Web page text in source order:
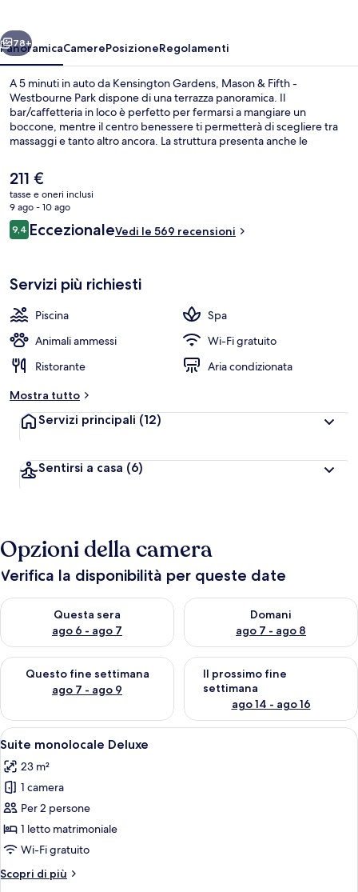
Park
Avanti
78+
PanoramicaCamerePosizioneRegolamenti
A 5 minuti in auto da Kensington Gardens, Mason & Fifth -
Westbourne Park dispone di una terrazza panoramica. Il
bar/caffetteria in loco è perfetto per fermarsi a mangiare un
boccone, mentre il centro benessere ti permetterà di scegliere tra
massaggi e tanto altro ancora. La struttura presenta anche le
palestra. La struttura è una comoda base per spostarsi con i mezzi
pubblici: Stazione della metro di Westbourne Park si trova a 4 min a
piedi e Stazione della metro di Royal Oak a 13.
Il
prezzo
attuale
è
211 €
211 €
tasse e oneri inclusi
9 ago - 10 ago
Recensioni
9,49,4 su 10
EccezionaleVedi le 569 recensioni
Servizi più richiesti
Piscina
Spa
Animali ammessi
Wi-Fi gratuito
Ristorante
Aria condizionata
Mostra tutto
Servizi principali (12)
Sentirsi a casa (6)
Opzioni della camera
Verifica la disponibilità per queste date
Questa sera
ago 6 - ago 7
Verifica la disponibilità per questa sera, ago 6 - ago 7
Domani
ago 7 - ago 8
Verifica la disponibilità per
Questo fine settimana
ago 7 - ago 9
Verifica la disponibilità per questo fine settimana, ago 7 - ago
Il prossimo fine
settimana
ago 14 - ago 16
Verifica la disponibilità per il
Apri
tutte
le
foto
per
Suite
monolocale
Una camera d'albergo compatta
9
Suite monolocale Deluxe
23 m²
1 camera
Per 2 persone
1 letto matrimoniale
Wi-Fi gratuito
Scopri di più
Altri